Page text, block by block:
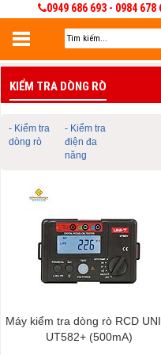
0949 686 693 - 0984
Đăng nhập
Đăng nhập để lưu giỏ hàng 30
hàng
KIỂM TRA DÒNG RÒ
- Kiểm tra
dòng rò
- Kiểm tra
điện đa
năng
Máy kiểm tra dòng rò RCD
UT582+ (500mA)